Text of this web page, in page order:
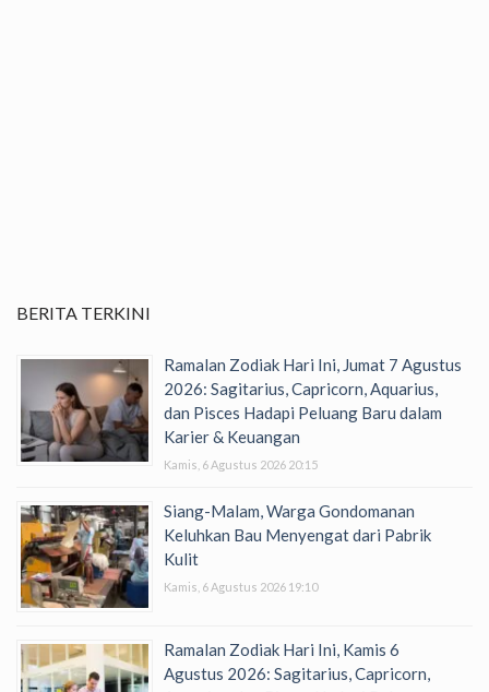
BERITA TERKINI
Ramalan Zodiak Hari Ini, Jumat 7 Agustus
2026: Sagitarius, Capricorn, Aquarius,
dan Pisces Hadapi Peluang Baru dalam
Karier & Keuangan
Kamis, 6 Agustus 2026 20:15
Siang-Malam, Warga Gondomanan
Keluhkan Bau Menyengat dari Pabrik
Kulit
Kamis, 6 Agustus 2026 19:10
Ramalan Zodiak Hari Ini, Kamis 6
Agustus 2026: Sagitarius, Capricorn,